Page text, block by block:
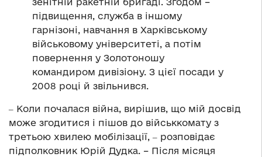
підвищення, служба в іншому
гарнізоні, навчання в Харківському
військовому університеті, а потім
повернення у Золотоношу
командиром дивізіону. З цієї посади у
2008 році й звільнився.
‒ Коли почалася війна, вирішив, що мій досвід
може згодитися і пішов до військкомату з
третьою хвилею мобілізації, ‒ розповідає
підполковник Юрій Дудка. – Після місяця